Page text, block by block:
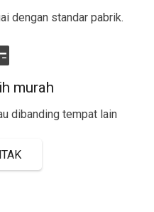
dengan standar pabrik.
murah
dibanding tempat lain